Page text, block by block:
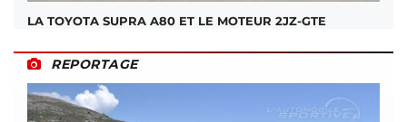
LA TOYOTA SUPRA A80 ET LE MOTEUR 2JZ-GTE
REPORTAGE